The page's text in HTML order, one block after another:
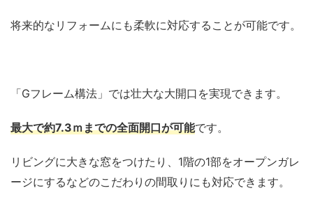
将来的なリフォームにも柔軟に対応することが可能です。
「Gフレーム構法」では壮大な大開口を実現できます。
最大で約7.3ｍまでの全面開口が可能です。
リビングに大きな窓をつけたり、1階の1部をオープンガレ
ージにするなどのこだわりの間取りにも対応できます。